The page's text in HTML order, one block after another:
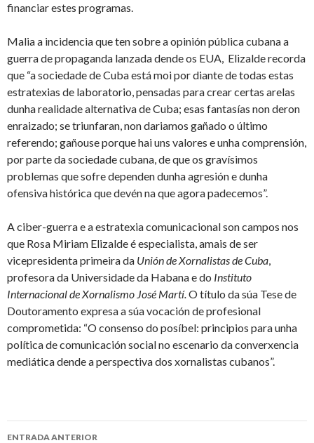
financiar estes programas.
Malia a incidencia que ten sobre a opinión pública cubana a
guerra de propaganda lanzada dende os EUA, Elizalde recorda
que “a sociedade de Cuba está moi por diante de todas estas
estratexias de laboratorio, pensadas para crear certas arelas
dunha realidade alternativa de Cuba; esas fantasías non deron
enraizado; se triunfaran, non dariamos gañado o último
referendo; gañouse porque hai uns valores e unha comprensión,
por parte da sociedade cubana, de que os gravísimos
problemas que sofre dependen dunha agresión e dunha
ofensiva histórica que devén na que agora padecemos”.
A ciber-guerra e a estratexia comunicacional son campos nos
que Rosa Miriam Elizalde é especialista, amais de ser
vicepresidenta primeira da Unión de Xornalistas de Cuba,
profesora da Universidade da Habana e do Instituto
Internacional de Xornalismo José Martí.O título da súa Tese de
Doutoramento expresa a súa vocación de profesional
comprometida: “O consenso do posíbel: principios para unha
política de comunicación social no escenario da converxencia
mediática dende a perspectiva dos xornalistas cubanos”.
Ir
ENTRADA ANTERIOR